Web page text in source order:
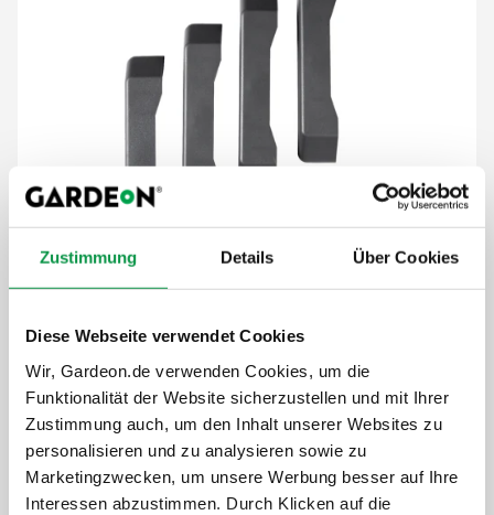
Zustimmung Details Über Cookies
Diese Webseite verwendet Cookies
Wir, Gardeon.de verwenden Cookies, um die
Funktionalität der Website sicherzustellen und mit Ihrer
Zustimmung auch, um den Inhalt unserer Websites zu
personalisieren und zu analysieren sowie zu
Marketingzwecken, um unsere Werbung besser auf Ihre
Interessen abzustimmen. Durch Klicken auf die
19,-€
Der Preis ist inkl. MwSt.
Auf Lager
Details anzeigen